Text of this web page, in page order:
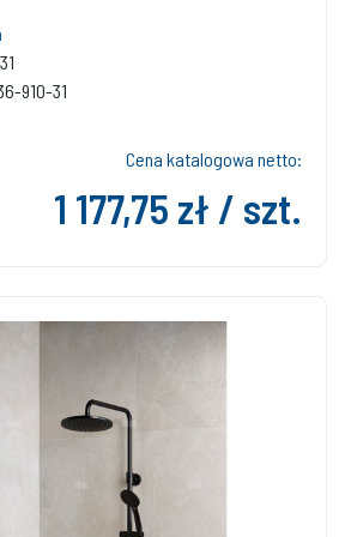
910-31
Cena katalogowa netto:
1 177,75 zł / szt.